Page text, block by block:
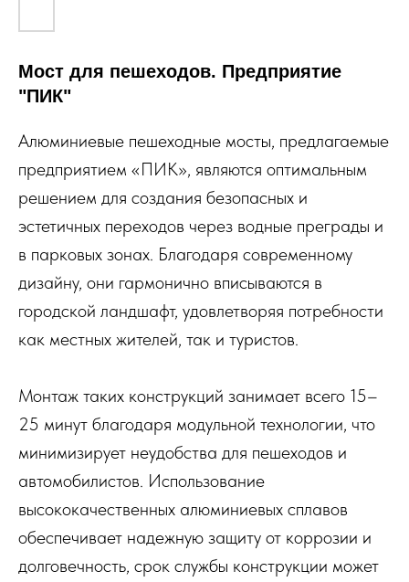
Мост для пешеходов. Предприятие
"ПИК"
Алюминиевые пешеходные мосты, предлагаемые
предприятием «ПИК», являются оптимальным
решением для создания безопасных и
эстетичных переходов через водные преграды и
в парковых зонах. Благодаря современному
дизайну, они гармонично вписываются в
городской ландшафт, удовлетворяя потребности
как местных жителей, так и туристов.
Монтаж таких конструкций занимает всего 15–
25 минут благодаря модульной технологии, что
минимизирует неудобства для пешеходов и
автомобилистов. Использование
высококачественных алюминиевых сплавов
обеспечивает надежную защиту от коррозии и
долговечность, срок службы конструкции может